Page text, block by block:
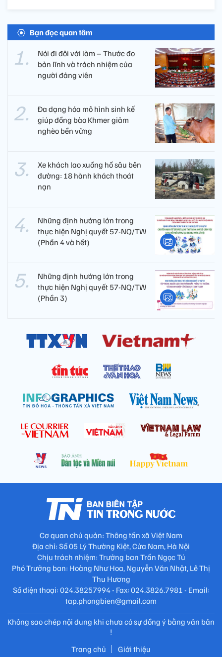
Bạn đọc quan tâm
Nói đi đôi với làm – Thước đo
bản lĩnh và trách nhiệm của
người đảng viên​
Đa dạng hóa mô hình sinh kế
giúp đồng bào Khmer giảm
nghèo bền vững
Xe khách lao xuống hố sâu bên
đường: 18 hành khách thoát
nạn
Những định hướng lớn trong
thực hiện Nghị quyết 57-NQ/TW
(Phần 4 và hết)
Những định hướng lớn trong
thực hiện Nghị quyết 57-NQ/TW
(Phần 3)
Cơ quan chủ quản: Thông tấn xã Việt Nam
Địa chỉ: Số 05 Lý Thường Kiệt, Cửa Nam, Hà Nội
Chịu trách nhiệm: Trưởng ban Trần Ngọc Tú
Phó Trưởng ban: Hoàng Như Hoa, Nguyễn Văn Nhật, Lê Thị
Thu Hương
Số điện thoại: 024.38257994 - Fax: 024.3826.7981 - Email:
tap.phongbien@gmail.com
Không sao chép nội dung khi chưa có sự đồng ý bằng văn bản
!
Trang chủ
Giới thiệu